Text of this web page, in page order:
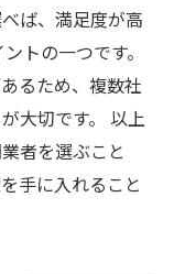
ば、満足度が高
トの一つです。
るため、複数社
大切です。 以上
者を選ぶこと
手に入れること